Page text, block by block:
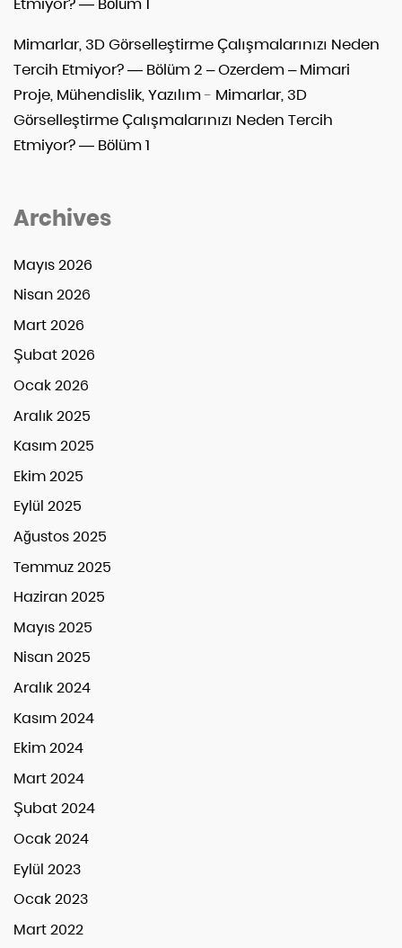
Mimarlar, 3D Görselleştirme Çalışmalarınızı Neden
Tercih Etmiyor? — Bölüm 2 – Ozerdem – Mimari
Proje, Mühendislik, Yazılım- Mimarlar, 3D
Görselleştirme Çalışmalarınızı Neden Tercih
Etmiyor? — Bölüm 1
Archives
Mayıs 2026
Nisan 2026
Mart 2026
Şubat 2026
Ocak 2026
Aralık 2025
Kasım 2025
Ekim 2025
Eylül 2025
Ağustos 2025
Temmuz 2025
Haziran 2025
Mayıs 2025
Nisan 2025
Aralık 2024
Kasım 2024
Ekim 2024
Mart 2024
Şubat 2024
Ocak 2024
Eylül 2023
Ocak 2023
Mart 2022